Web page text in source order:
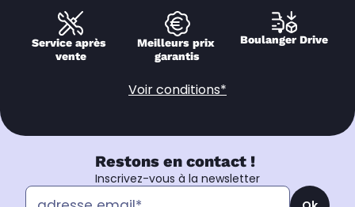
Service après
vente
Meilleurs prix
garantis
Boulanger Drive
Voir conditions*
Restons en contact !
Inscrivez-vous à la newsletter